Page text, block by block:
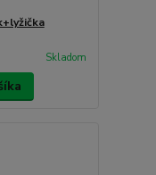
Skladom